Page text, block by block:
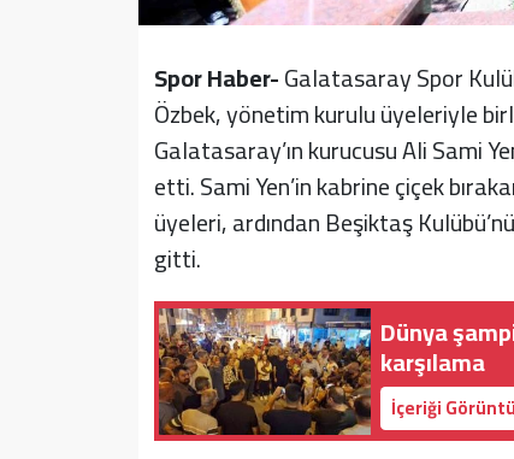
Spor Haber-Galatasaray Spor
Özbek, yönetim kurulu üyeleriyle
Galatasaray’ın kurucusu Ali Sami
etti. Sami Yen’in kabrine çiçek
üyeleri, ardından Beşiktaş
gitti.
Dünya
karşılama
İçeriği